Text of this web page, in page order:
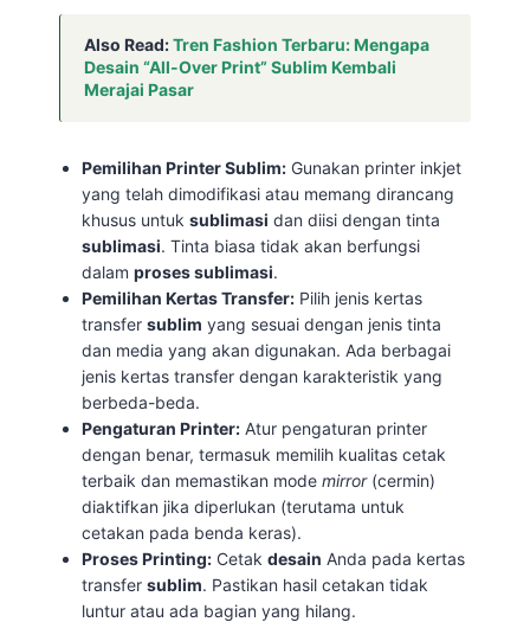
Also Read:Tren Fashion Terbaru: Mengapa
Desain “All-Over Print” Sublim Kembali
Merajai Pasar
Pemilihan Printer Sublim: Gunakan printer inkjet
yang telah dimodifikasi atau memang dirancang
khusus untuksublimasi dan diisi dengan tinta
sublimasi. Tinta biasa tidak akan berfungsi
dalamproses sublimasi.
Pemilihan Kertas Transfer: Pilih jenis kertas
transfersublim yang sesuai dengan jenis tinta
dan media yang akan digunakan. Ada berbagai
jenis kertas transfer dengan karakteristik yang
berbeda-beda.
Pengaturan Printer: Atur pengaturan printer
dengan benar, termasuk memilih kualitas cetak
terbaik dan memastikan modemirror(cermin)
diaktifkan jika diperlukan (terutama untuk
cetakan pada benda keras).
Proses Printing: Cetakdesain Anda pada kertas
transfersublim. Pastikan hasil cetakan tidak
luntur atau ada bagian yang hilang.